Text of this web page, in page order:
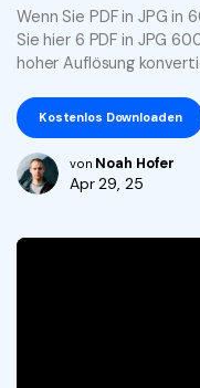
Presseraum
Shop
Support
PDFelement für
Mobile App
PDFelement für
PDFelement für
Cloud
Benutzer im
PDF lesen
PDF
PDF kombinieren
PDF drucken
Ressourcen
Heiße Themen
Top PDF-Software
How-Tos
Mac-Software
OCR PDF Tipps
Business
KMU von 1-10p
10p+
Jetzt kaufen
Wenn Sie PDF in JPG
Sie hier 6 PDF in JPG
hoher Auflösung
Kostenlos Downloaden
von Noah Hofer
Apr 29, 25